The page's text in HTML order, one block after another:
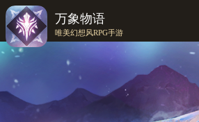
万象物语
唯美幻想风RPG手游